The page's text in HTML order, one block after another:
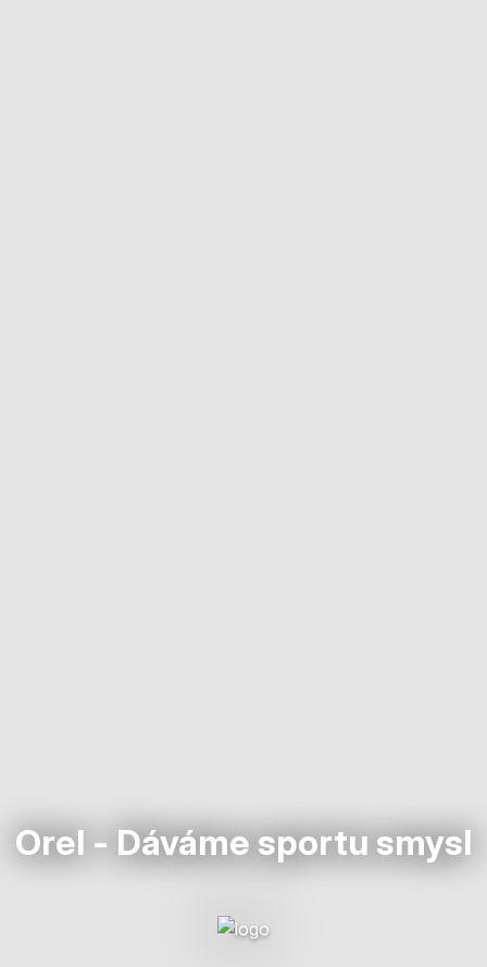
Orel - Dáváme sportu smysl